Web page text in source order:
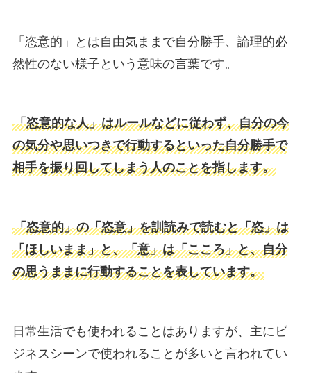
「恣意的」とは自由気ままで自分勝手、論理的必
然性のない様子という意味の言葉です。
「恣意的な人」はルールなどに従わず、自分の今
の気分や思いつきで行動するといった自分勝手で
相手を振り回してしまう人のことを指します。
「恣意的」の「恣意」を訓読みで読むと「恣」は
「ほしいまま」と、「意」は「こころ」と、自分
の思うままに行動することを表しています。
日常生活でも使われることはありますが、主にビ
ジネスシーンで使われることが多いと言われてい